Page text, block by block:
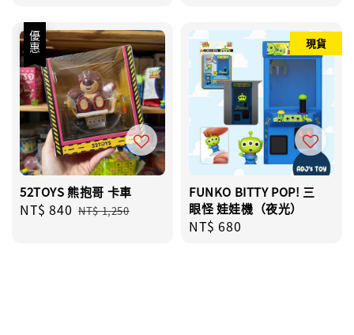
優惠
52TOYS 熊抱哥 卡車
Sale
NT$ 840 Regular
NT$ 1,250
現貨
FUNKO BITTY POP! 三
眼怪 娃娃機（夜光）
Regular
NT$ 680